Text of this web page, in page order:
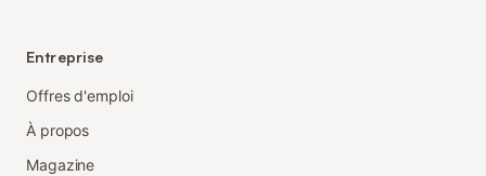
Entreprise
Offres d'emploi
À propos
Magazine